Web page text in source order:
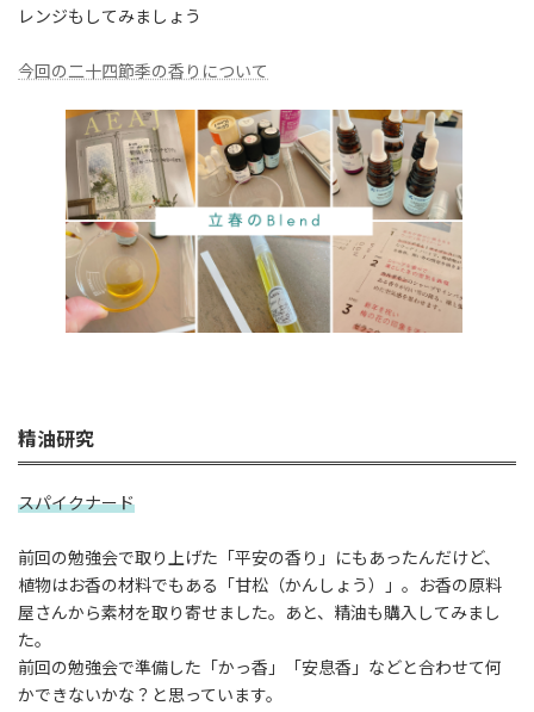
レンジもしてみましょう
今回の二十四節季の香りについて
精油研究
スパイクナード
前回の勉強会で取り上げた「平安の香り」にもあったんだけど、
植物はお香の材料でもある「甘松（かんしょう）」。お香の原料
屋さんから素材を取り寄せました。あと、精油も購入してみまし
た。
前回の勉強会で準備した「かっ香」「安息香」などと合わせて何
かできないかな？と思っています。